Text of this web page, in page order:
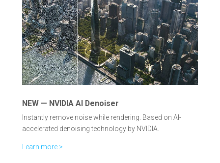
NEW — NVIDIA AI Denoiser
Instantly remove noise while rendering. Based on AI-
accelerated denoising technology by NVIDIA.
Learn more >